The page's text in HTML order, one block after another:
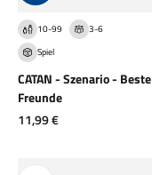
10-99
3-6
Spiel
CATAN - Szenario - Beste
Freunde
Angebot
11,99 €